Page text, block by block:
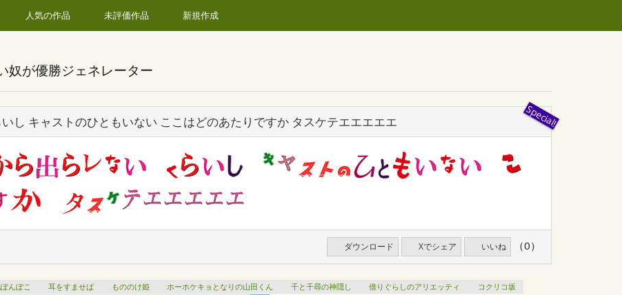
人気の作品 未評価作品 新規作成
奴が優勝ジェネレーター
し キャストのひともいない ここはどのあたりですか タスケテエエエエエ
ダウンロード Xでシェア いいね （0）
んぽこ 耳をすませば もののけ姫 ホーホケキョとなりの山田くん 千と千尋の神隠し 借りぐらしのアリエッティ
コクリコ坂